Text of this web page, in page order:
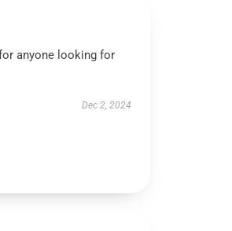
anyone looking for
Dec 2, 2024